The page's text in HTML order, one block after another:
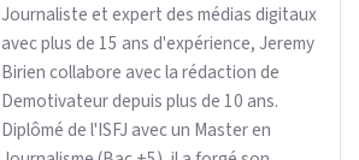
Journaliste et expert des médias digitaux
avec plus de 15 ans d'expérience, Jeremy
Birien collabore avec la rédaction de
Demotivateur depuis plus de 10 ans.
Diplômé de l'ISFJ avec un Master en